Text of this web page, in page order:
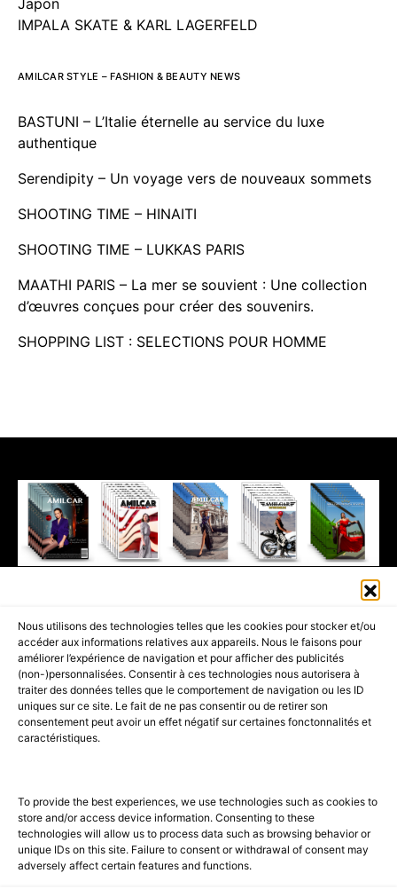
Nous utilisons des technologies telles que les cookies pour stocker et/ou
accéder aux informations relatives aux appareils. Nous le faisons pour
améliorer l’expérience de navigation et pour afficher des publicités
(non-)personnalisées. Consentir à ces technologies nous autorisera à
traiter des données telles que le comportement de navigation ou les ID
uniques sur ce site. Le fait de ne pas consentir ou de retirer son
consentement peut avoir un effet négatif sur certaines fonctonnalités et
caractéristiques.
To provide the best experiences, we use technologies such as cookies to
store and/or access device information. Consenting to these
technologies will allow us to process data such as browsing behavior or
unique IDs on this site. Failure to consent or withdrawal of consent may
adversely affect certain features and functions.
IMPALA SKATE & KARL LAGERFELD
AMILCAR STYLE – FASHION & BEAUTY NEWS
BASTUNI – L’Italie éternelle au service du luxe
authentique
Serendipity – Un voyage vers de nouveaux sommets
SHOOTING TIME – HINAITI
SHOOTING TIME – LUKKAS PARIS
MAATHI PARIS – La mer se souvient : Une collection
d’œuvres conçues pour créer des souvenirs.
SHOPPING LIST : SELECTIONS POUR HOMME
PART OF THEAMILCAR MAGAZINE GROUP.EDITOR - ADVERTISING
AGENCE MEDIANE.
ACCUEIL BEST OF LUXE
35 MAGAZINES
SHOPPING & CONCIERGERIE
Voyages Contact